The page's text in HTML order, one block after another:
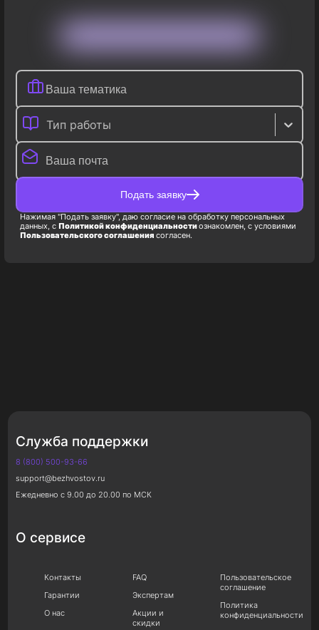
Тип работы
Подать заявку
Нажимая "Подать заявку", даю согласие на обработку персональных
данных, с Политикой конфиденциальностиознакомлен, с условиями
Пользовательского соглашения согласен.
Служба поддержки
8 (800) 500-93-66
support@bezhvostov.ru
Ежедневно с 9.00 до 20.00 по МСК
О сервисе
Контакты
Гарантии
О нас
FAQ
Экспертам
Акции и
скидки
Пользовательское
соглашение
Политика
конфиденциальности